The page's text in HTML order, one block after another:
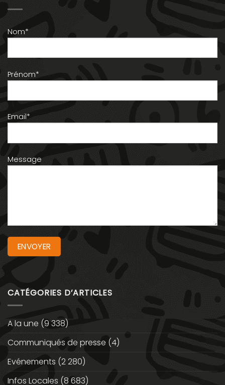
Nom*
Prénom*
Email*
Message
CATÉGORIES D’ARTICLES
A la une (9 338)
Communiqués de presse (4)
Evénements (2 280)
Infos Locales (8 683)